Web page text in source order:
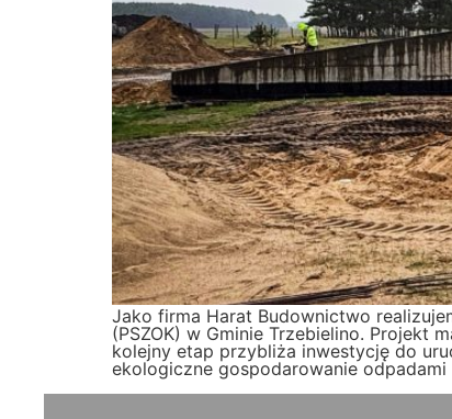
Jako firma Harat Budownictwo
(PSZOK) w Gminie Trzebielino. Projekt
kolejny etap przybliża inwestycję do
ekologiczne gospodarowanie odpadami